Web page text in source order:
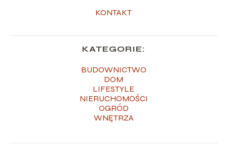
KONTAKT
KATEGORIE:
BUDOWNICTWO
DOM
LIFESTYLE
NIERUCHOMOŚCI
OGRÓD
WNĘTRZA